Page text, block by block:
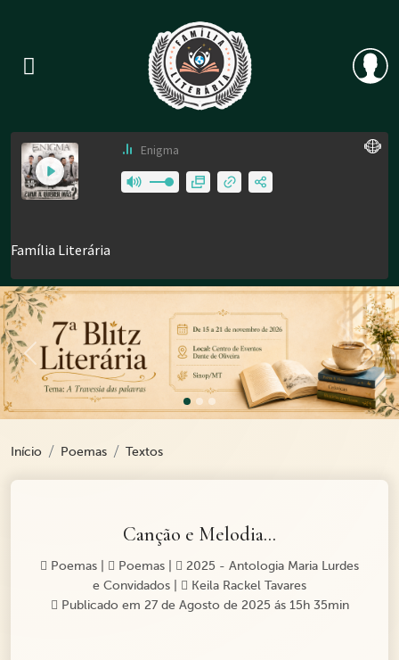
Previous
Início Poemas Textos
Canção e Melodia...
Poemas Poemas
2025 - Antologia Maria Lurdes
e Convidados
Keila Rackel Tavares
Publicado em 27 de Agosto de 2025 ás 15h 35min